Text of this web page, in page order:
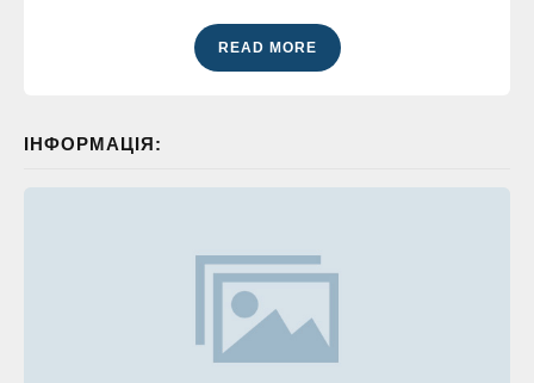
READ MORE
ІНФОРМАЦІЯ: